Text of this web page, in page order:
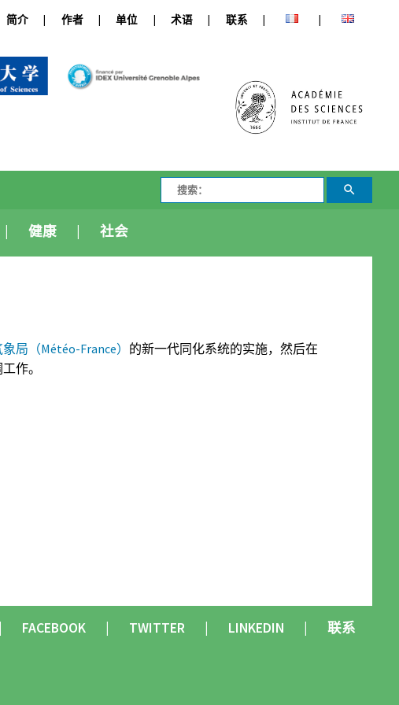
简介 作者 单位 术语 联系
健康 社会
局（Météo-France） 的新一代同化系统的实施，然后在
作。
FACEBOOK TWITTER LINKEDIN 联系